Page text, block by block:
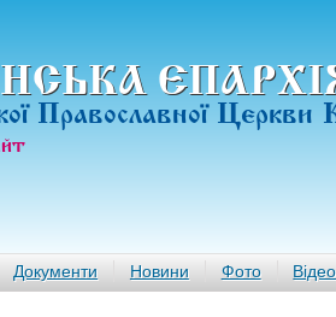
Православної Церкви
Документи Новини Фото Відео